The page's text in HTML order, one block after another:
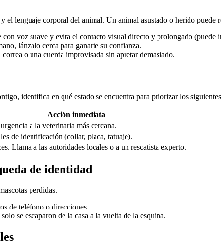
el lenguaje corporal del animal. Un animal asustado o herido puede
con voz suave y evita el contacto visual directo y prolongado (puede
lánzalo cerca para ganarte su confianza.
correa o una cuerda improvisada sin apretar demasiado.
identifica en qué estado se encuentra para priorizar los
Acción inmediata
a la veterinaria más cercana.
de identificación (collar, placa, tatuaje).
Llama a las autoridades locales o a un rescatista experto.
de identidad
perdidas.
de teléfono o direcciones.
se escaparon de la casa a la vuelta de la esquina.